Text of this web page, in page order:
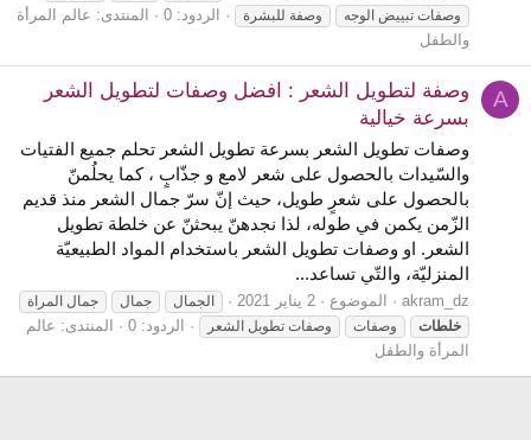
وصفات تبييض الوجه
وصفة للبشرة الردود: 0 المنتدى: عالم المرأة
والطفل
A
وصفة لتطويل الشعر : افضل وصفات لتطويل الشعر
بسرعة خيالية
وصفات تطويل الشعر بسرعة تطويل الشعر تحلم جميع الفتيات
والسّيدات بالحصول على شعر لامع و جذّابٍ ، كما يحلُمنّ
بالحصول على شعرٍ طويل، حيث إنّ سرّ جمال الشعر منذ قديم
الزّمن يكمن في طوله، لذا نجدهنّ يبحثنّ عن خلطة تطويل
الشعر. او وصفات تطويل الشعر باستخدام المواد الطبيعيّة
المنزليّة، والتّي تساعد...
akram_dz الموضوع 2 يناير 2021 الجمال جمال
جمال المراة
خلطات
وصفات وصفات تطويل الشعر الردود: 0 المنتدى: عالم
المرأة والطفل